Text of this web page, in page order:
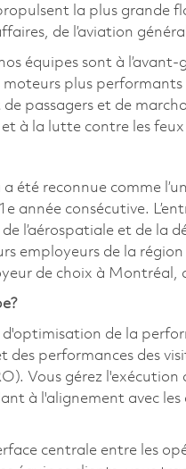
la plus grande
de l’aviation
équipes sont à
moteurs plus
passagers et de
à la lutte contre les
été reconnue comme
année consécutive.
l’aérospatiale et de la
employeurs de la
de choix à Montréal,
de la
des performances des
Vous gérez
à l'alignement avec
centrale entre les